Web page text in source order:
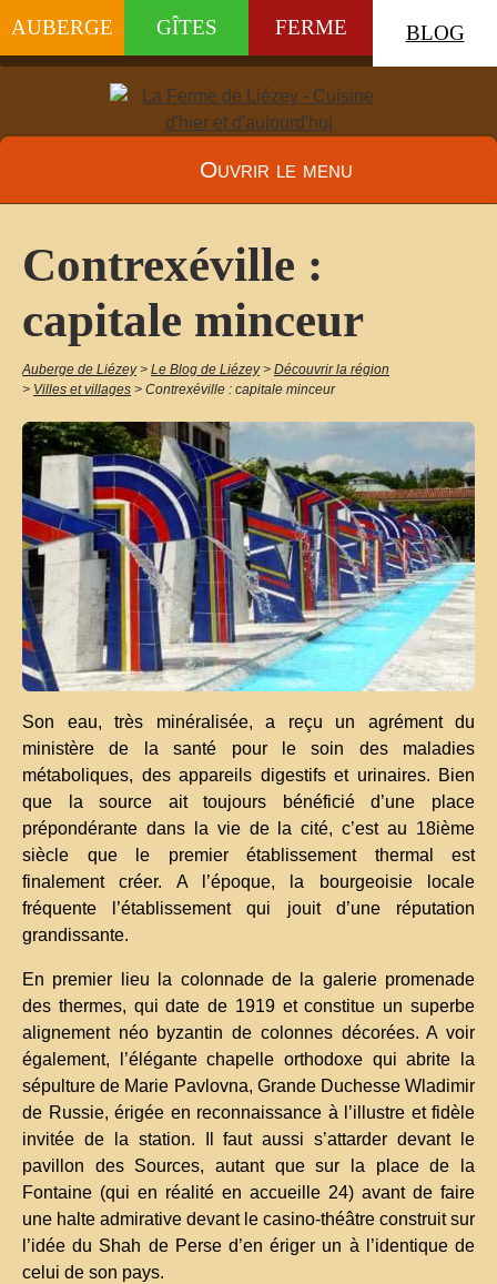
AUBERGE GÎTES FERME BLOG
Ouvrir le menu
Contrexéville :
capitale minceur
Auberge de Liézey > Le Blog de Liézey > Découvrir la région
> Villes et villages > Contrexéville : capitale minceur
Son eau, très minéralisée, a reçu un agrément du
ministère de la santé pour le soin des maladies
métaboliques, des appareils digestifs et urinaires. Bien
que la source ait toujours bénéficié d’une place
prépondérante dans la vie de la cité, c’est au 18ième
siècle que le premier établissement thermal est
finalement créer. A l’époque, la bourgeoisie locale
fréquente l’établissement qui jouit d’une réputation
grandissante.
En premier lieu la colonnade de la galerie promenade
des thermes, qui date de 1919 et constitue un superbe
alignement néo byzantin de colonnes décorées. A voir
également, l’élégante chapelle orthodoxe qui abrite la
sépulture de Marie Pavlovna, Grande Duchesse Wladimir
de Russie, érigée en reconnaissance à l’illustre et fidèle
invitée de la station. Il faut aussi s’attarder devant le
pavillon des Sources, autant que sur la place de la
Fontaine (qui en réalité en accueille 24) avant de faire
une halte admirative devant le casino-théâtre construit sur
l’idée du Shah de Perse d’en ériger un à l’identique de
celui de son pays.